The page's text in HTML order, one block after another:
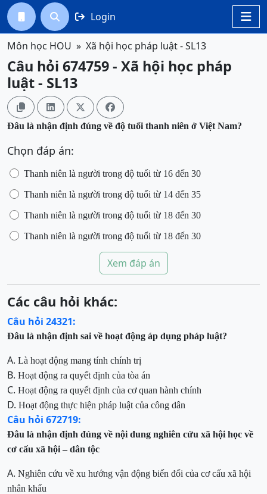

  Login
Môn học HOU Xã hội học pháp luật - SL13
Câu hỏi 674759 - Xã hội học pháp
luật - SL13
   
Đâu là nhận định đúng về độ tuổi thanh niên ở Việt Nam?
Chọn đáp án:
Thanh niên là người trong độ tuổi từ 16 đến 30
Thanh niên là người trong độ tuổi từ 14 đến 35
Thanh niên là người trong độ tuổi từ 18 đến 30
Thanh niên là người trong độ tuổi từ 18 đến 30
Xem đáp án
Các câu hỏi khác:
Câu hỏi 24321:
Đâu là nhận định sai về hoạt động áp dụng pháp luật?
A. Là hoạt động mang tính chính trị
B. Hoạt động ra quyết định của tòa án
C. Hoạt động ra quyết định của cơ quan hành chính
D. Hoạt động thực hiện pháp luật của công dân
Câu hỏi 672719:
Đâu là nhận định đúng về nội dung nghiên cứu xã hội học về
cơ cấu xã hội – dân tộc
A. Nghiên cứu về xu hướng vận động biến đổi của cơ cấu xã hội
nhân khẩu